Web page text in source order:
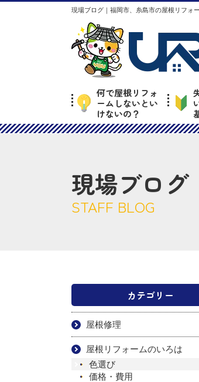
現場ブログ｜福岡市、糸島市の屋根リフォ
何で屋根リフォ
ームしないとい
けないの？
現場ブログ
STAFF BLOG
カテゴリー
屋根修理
屋根リフォームのいろは
色選び
価格・費用